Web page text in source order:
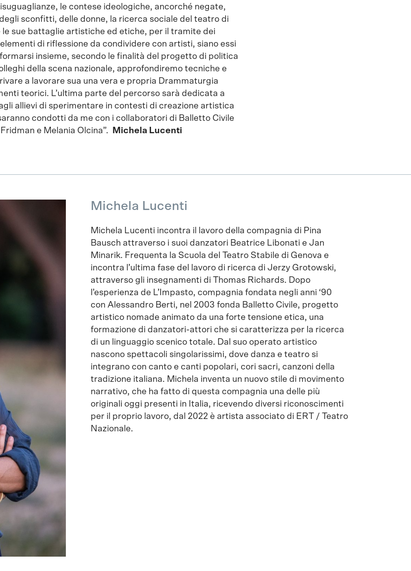
le contese ideologiche, ancorché negate,
sconfitti, delle donne, la ricerca sociale del teatro di
sue battaglie artistiche ed etiche, per il tramite dei
di riflessione da condividere con artisti, siano essi
insieme, secondo le finalità del progetto di politica
della scena nazionale, approfondiremo tecniche e
a lavorare sua una vera e propria Drammaturgia
teorici. L’ultima parte del percorso sarà dedicata a
allievi di sperimentare in contesti di creazione artistica
condotti da me con i collaboratori di Balletto Civile
e Melania Olcina”.
Michela Lucenti
Michela Lucenti
Michela Lucenti incontra il lavoro della compagnia di Pina
Bausch attraverso i suoi danzatori Beatrice Libonati e Jan
Minarik. Frequenta la Scuola del Teatro Stabile di Genova e
incontra l’ultima fase del lavoro di ricerca di Jerzy Grotowski,
attraverso gli insegnamenti di Thomas Richards. Dopo
l’esperienza de L’Impasto, compagnia fondata negli anni ‘90
con Alessandro Berti, nel 2003 fonda Balletto Civile, progetto
artistico nomade animato da una forte tensione etica, una
formazione di danzatori-attori che si caratterizza per la ricerca
di un linguaggio scenico totale. Dal suo operato artistico
nascono spettacoli singolarissimi, dove danza e teatro si
integrano con canto e canti popolari, cori sacri, canzoni della
tradizione italiana. Michela inventa un nuovo stile di movimento
narrativo, che ha fatto di questa compagnia una delle più
originali oggi presenti in Italia, ricevendo diversi riconoscimenti
per il proprio lavoro, dal 2022 è artista associato di ERT / Teatro
Nazionale.